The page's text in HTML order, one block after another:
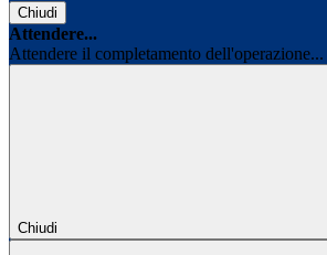
Chiudi
Attendere...
Attendere il completamento dell'operazione...
Chiudi